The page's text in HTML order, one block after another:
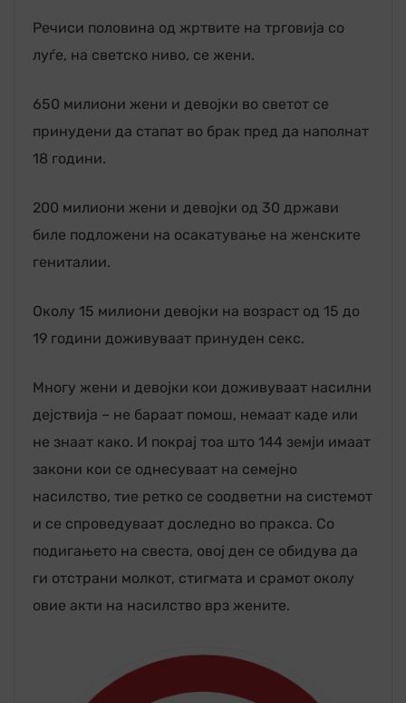
Речиси половина од жртвите на трговија со
луѓе, на светско ниво, се жени.
650 милиони жени и девојки во светот се
принудени да стапат во брак пред да наполнат
18 години.
200 милиони жени и девојки од 30 држави
биле подложени на осакатување на женските
гениталии.
Околу 15 милиони девојки на возраст од 15 до
19 години доживуваат принуден секс.
Многу жени и девојки кои доживуваат насилни
дејствија – не бараат помош, немаат каде или
не знаат како. И покрај тоа што 144 земји имаат
закони кои се однесуваат на семејно
насилство, тие ретко се соодветни на системот
и се спроведуваат доследно во пракса. Со
подигањето на свеста, овој ден се обидува да
ги отстрани молкот, стигмата и срамот околу
овие акти на насилство врз жените.